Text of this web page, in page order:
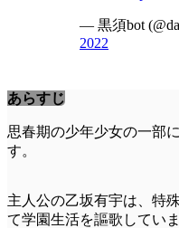
— 黒須bot
2022
あらすじ
思春期の少年少女の一部
す。
主人公の乙坂有宇は、特
て学園生活を謳歌していま